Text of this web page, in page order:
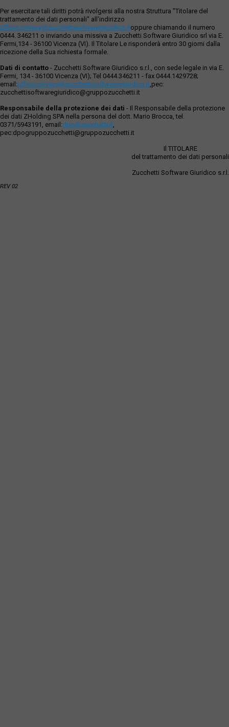
Per esercitare tali diritti potrà rivolgersi alla nostra Struttura "Titolare del
trattamento dei dati personali" all'indirizzo
ufficio.privacy@zucchettisofwaregiuridico.itoppure chiamando il numero
0444. 346211 o inviando una missiva a Zucchetti Software Giuridico srl via E.
Fermi,134 - 36100 Vicenza (VI). Il Titolare Le risponderà entro 30 giorni dalla
ricezione della Sua richiesta formale.
Dati di contatto - Zucchetti Software Giuridico s.r.l., con sede legale in via E.
Fermi, 134 - 36100 Vicenza (VI); Tel 0444.346211 - fax 0444.1429728;
email:ufficio.privacy@zucchettisoftwaregiuridico.it,pec:
zucchettisoftwaregiuridico@gruppozucchetti.it
Responsabile della protezione dei dati - Il Responsabile della protezione
dei dati ZHolding SPA nella persona del dott. Mario Brocca, tel.
0371/5943191, email:dpo@zucchetti.it,
pec:dpogruppozucchetti@gruppozucchetti.it
Il TITOLARE
del trattamento dei dati personali
Zucchetti Software Giuridico s.r.l.
REV 02